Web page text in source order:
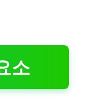
소